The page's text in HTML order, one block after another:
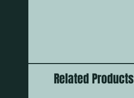
Related Products